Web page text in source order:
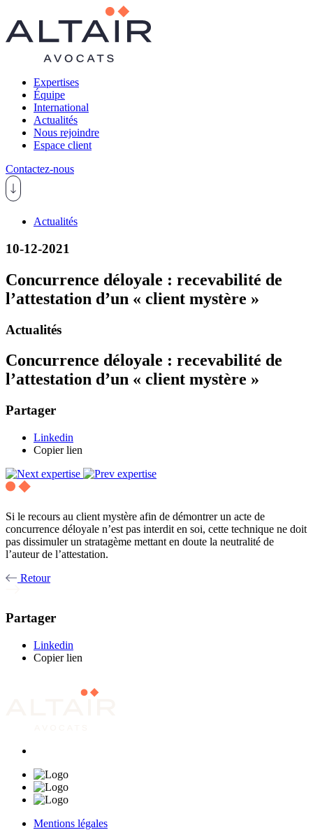
Expertises
Équipe
International
Actualités
Nous rejoindre
Espace client
Contactez-nous
Actualités
10-12-2021
Concurrence déloyale : recevabilité de
l’attestation d’un « client mystère »
Actualités
Concurrence déloyale : recevabilité de
l’attestation d’un « client mystère »
Partager
Linkedin
Copier lien
Si le recours au client mystère afin de démontrer un acte de
concurrence déloyale n’est pas interdit en soi, cette technique ne doit
pas dissimuler un stratagème mettant en doute la neutralité de
l’auteur de l’attestation.
Retour
Partager
Linkedin
Copier lien
Mentions légales